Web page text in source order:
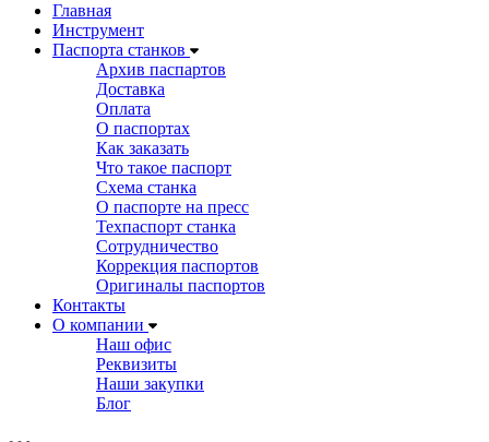
Главная
Инструмент
Паспорта станков
Архив паспартов
Доставка
Оплата
О паспортах
Как заказать
Что такое паспорт
Схема станка
О паспорте на пресс
Техпаспорт станка
Сотрудничество
Коррекция паспортов
Оригиналы паспортов
Контакты
О компании
Наш офис
Реквизиты
Наши закупки
Блог